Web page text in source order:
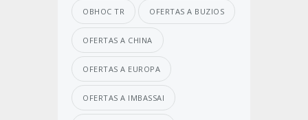
OBHOC TR OFERTAS A BUZIOS
OFERTAS A CHINA
OFERTAS A EUROPA
OFERTAS A IMBASSAI